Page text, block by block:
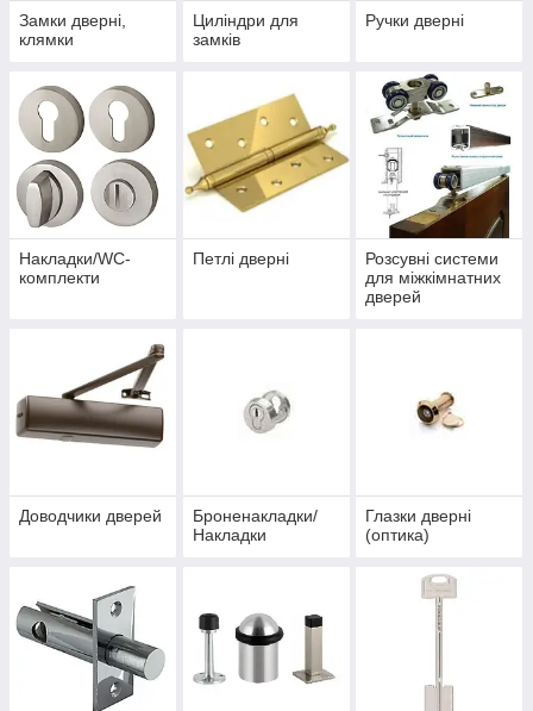
Замки дверні,
клямки
Циліндри для
замків
Ручки дверні
Накладки/WC-
комплекти
Петлі дверні
Розсувні системи
для міжкімнатних
дверей
Доводчики дверей
Броненакладки/
Накладки
Глазки дверні
(оптика)